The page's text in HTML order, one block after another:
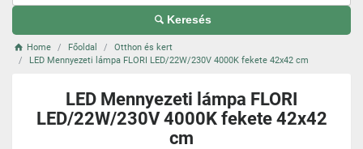
Keresés
Home Főoldal
Otthon és kert
LED Mennyezeti lámpa FLORI LED/22W/230V 4000K fekete 42x42 cm
LED Mennyezeti lámpa FLORI
LED/22W/230V 4000K fekete 42x42
cm